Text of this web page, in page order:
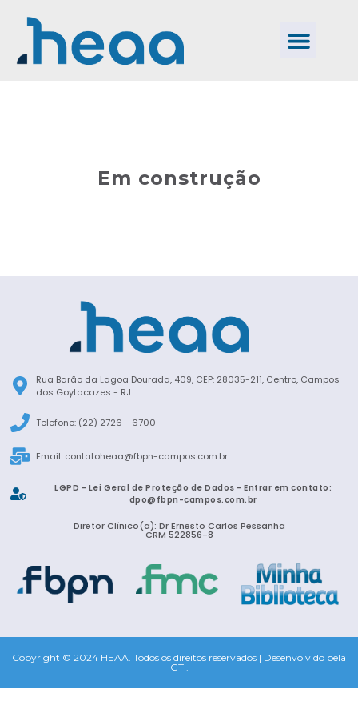
Em construção
Rua Barão da Lagoa Dourada, 409, CEP: 28035-211, Centro, Campos
dos Goytacazes - RJ
Telefone: (22) 2726 - 6700
Email: contatoheaa@fbpn-campos.com.br
LGPD - Lei Geral de Proteção de Dados - Entrar em contato:
dpo@fbpn-campos.com.br
Diretor Clínico(a): Dr Ernesto Carlos Pessanha
CRM 522856-8
Copyright © 2024 HEAA. Todos os direitos reservados | Desenvolvido pela
GTI.